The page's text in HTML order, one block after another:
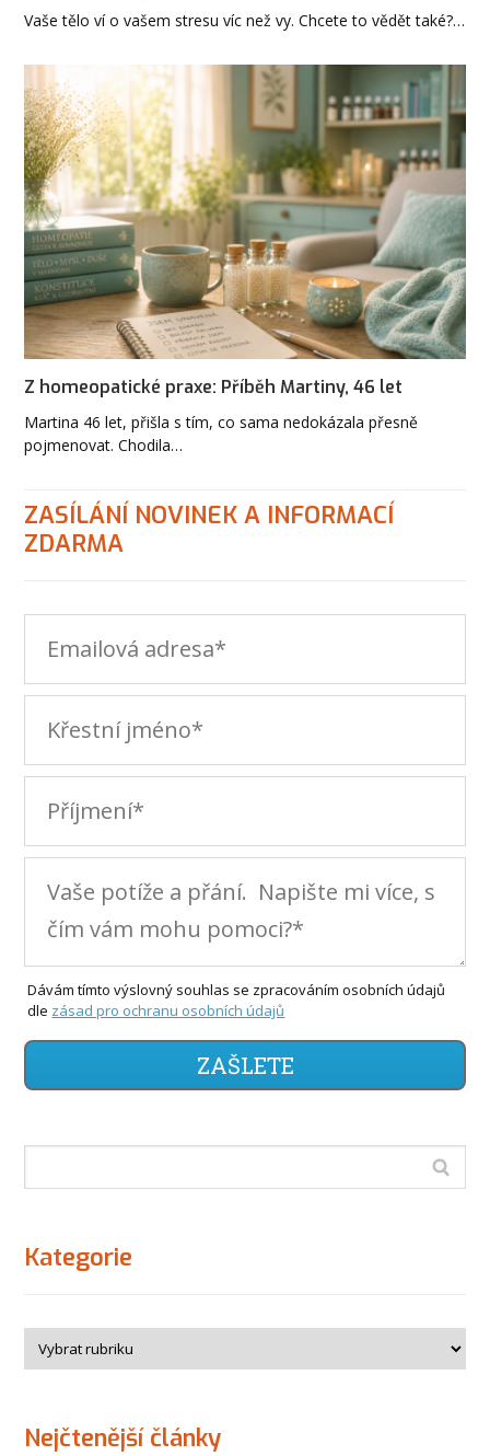
Vaše tělo ví o vašem stresu víc než vy. Chcete to vědět také?…
Z homeopatické praxe: Příběh Martiny, 46 let
Martina 46 let, přišla s tím, co sama nedokázala přesně
pojmenovat. Chodila…
ZASÍLÁNÍ NOVINEK A INFORMACÍ
ZDARMA
Dávám tímto výslovný souhlas se zpracováním osobních údajů
dle zásad pro ochranu osobních údajů
ZAŠLETE
Kategorie
Nejčtenější články